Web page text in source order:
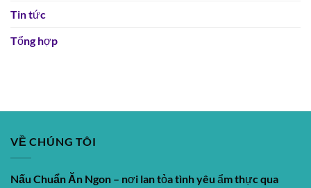
Tin tức
Tổng hợp
VỀ CHÚNG TÔI
Nấu Chuẩn Ăn Ngon – nơi lan tỏa tình yêu ẩm thực qua